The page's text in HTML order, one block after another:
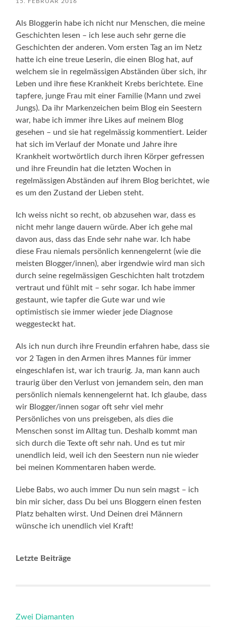
Als Bloggerin habe ich nicht nur Menschen, die meine
Geschichten lesen – ich lese auch sehr gerne die
Geschichten der anderen. Vom ersten Tag an im Netz
hatte ich eine treue Leserin, die einen Blog hat, auf
welchem sie in regelmässigen Abständen über sich, ihr
Leben und ihre fiese Krankheit Krebs berichtete. Eine
tapfere, junge Frau mit einer Familie (Mann und zwei
Jungs). Da ihr Markenzeichen beim Blog ein Seestern
war, habe ich immer ihre Likes auf meinem Blog
gesehen – und sie hat regelmässig kommentiert. Leider
hat sich im Verlauf der Monate und Jahre ihre
Krankheit wortwörtlich durch ihren Körper gefressen
und ihre Freundin hat die letzten Wochen in
regelmässigen Abständen auf ihrem Blog berichtet, wie
es um den Zustand der Lieben steht.
Ich weiss nicht so recht, ob abzusehen war, dass es
nicht mehr lange dauern würde. Aber ich gehe mal
davon aus, dass das Ende sehr nahe war. Ich habe
diese Frau niemals persönlich kennengelernt (wie die
meisten Blogger/innen), aber irgendwie wird man sich
durch seine regelmässigen Geschichten halt trotzdem
vertraut und fühlt mit – sehr sogar. Ich habe immer
gestaunt, wie tapfer die Gute war und wie
optimistisch sie immer wieder jede Diagnose
weggesteckt hat.
Als ich nun durch ihre Freundin erfahren habe, dass sie
vor 2 Tagen in den Armen ihres Mannes für immer
eingeschlafen ist, war ich traurig. Ja, man kann auch
traurig über den Verlust von jemandem sein, den man
persönlich niemals kennengelernt hat. Ich glaube, dass
wir Blogger/innen sogar oft sehr viel mehr
Persönliches von uns preisgeben, als dies die
Menschen sonst im Alltag tun. Deshalb kommt man
sich durch die Texte oft sehr nah. Und es tut mir
unendlich leid, weil ich den Seestern nun nie wieder
bei meinen Kommentaren haben werde.
Liebe Babs, wo auch immer Du nun sein magst – ich
bin mir sicher, dass Du bei uns Bloggern einen festen
Platz behalten wirst. Und Deinen drei Männern
wünsche ich unendlich viel Kraft!
Letzte Beiträge
Zwei Diamanten